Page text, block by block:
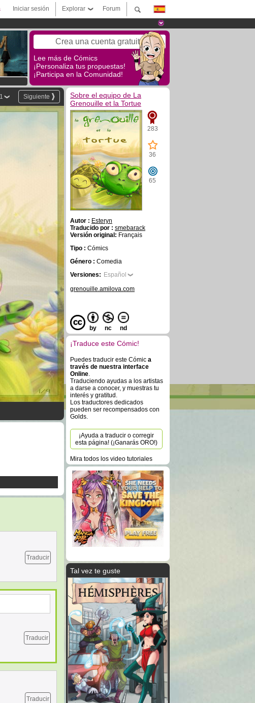
Forum
Explorar
Iniciar sesión
Crea una cuenta gratuita
Lee más de Cómics
¡Personaliza tus propuestas!
¡Participa en la Comunidad!
Siguiente
Traducir
Traducir
Traducir
Sobre el equipo de La
Grenouille et la Tortue
283
36
65
Autor : Esteryn
Traducido por : smebarack
Versión original: Français
Tipo : Cómics
Género : Comedia
Versiones: Español
grenouille.amilova.com
by nc nd
¡Traduce este Cómic!
Puedes traducir este Cómic a
través de nuestra interface
Online.
Traduciendo ayudas a los artistas
a darse a conocer, y muestras tu
interés y gratitud.
Los traductores dedicados
pueden ser recompensados con
Golds.
¡Ayuda a traducir o corregir
esta página! (¡Ganarás ORO!)
Mira todos los video tutoriales
Tal vez te guste